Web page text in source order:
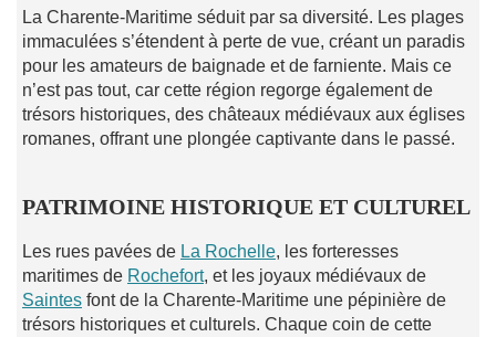
La Charente-Maritime séduit par sa diversité. Les plages
immaculées s’étendent à perte de vue, créant un paradis
pour les amateurs de baignade et de farniente. Mais ce
n’est pas tout, car cette région regorge également de
trésors historiques, des châteaux médiévaux aux églises
romanes, offrant une plongée captivante dans le passé.
PATRIMOINE HISTORIQUE ET CULTUREL
Les rues pavées de La Rochelle, les forteresses
maritimes de Rochefort, et les joyaux médiévaux de
Saintes font de la Charente-Maritime une pépinière de
trésors historiques et culturels. Chaque coin de cette